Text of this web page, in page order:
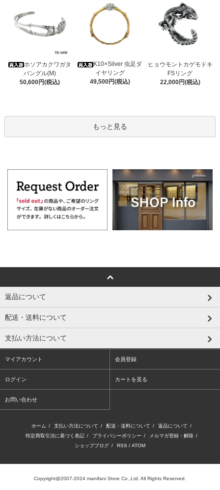
ホソアカクワガタ
バングル(M)
50,600円(税込)
K10×Silver 虫足ダ
イヤリング
49,500円(税込)
ヒョウモントカゲモドキ
FSリング
22,000円(税込)
もっと見る
返品について
配送・送料について
支払い方法について
マイアカウント 会員登録
ログイン カートを見る
お問い合わせ
ホーム / 支払い方法について / 配送・送料について / 返品について /
特定商取引法に基づく表記 / プライバシーポリシー / メルマガ登録・解除 /
ショップブログ / RSS / ATOM
Copyright@2007-2024 manifani Store Co.,Ltd. All Rights Reserved.